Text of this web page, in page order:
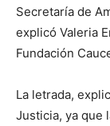
Secretaría de
explicó Valeria
Fundación
La letrada,
Justicia, ya que